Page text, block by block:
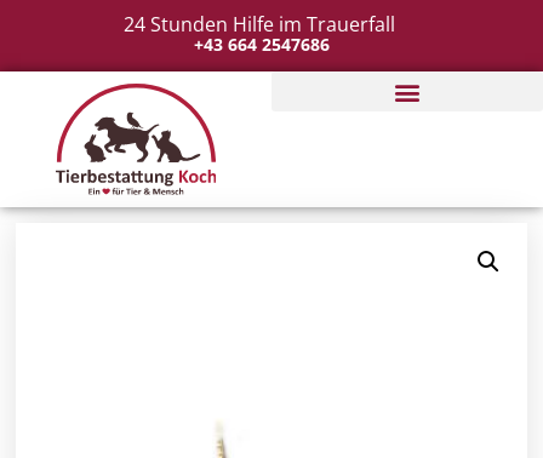
24 Stunden Hilfe im Trauerfall
+43 664 2547686